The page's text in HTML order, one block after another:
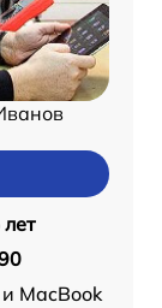
лет
MacBook